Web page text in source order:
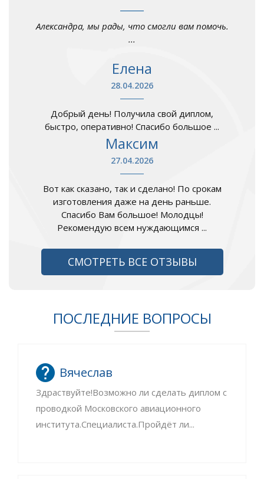
Александра, мы рады, что смогли вам помочь.
...
Елена
28.04.2026
Добрый день! Получила свой диплом,
быстро, оперативно! Спасибо большое ...
Максим
27.04.2026
Вот как сказано, так и сделано! По срокам
изготовления даже на день раньше.
Спасибо Вам большое! Молодцы!
Рекомендую всем нуждающимся ...
СМОТРЕТЬ ВСЕ ОТЗЫВЫ
ПОСЛЕДНИЕ ВОПРОСЫ
Вячеслав
Здраствуйте!Возможно ли сделать диплом с
проводкой Московского авиационного
института.Специалиста.Пройдёт ли...